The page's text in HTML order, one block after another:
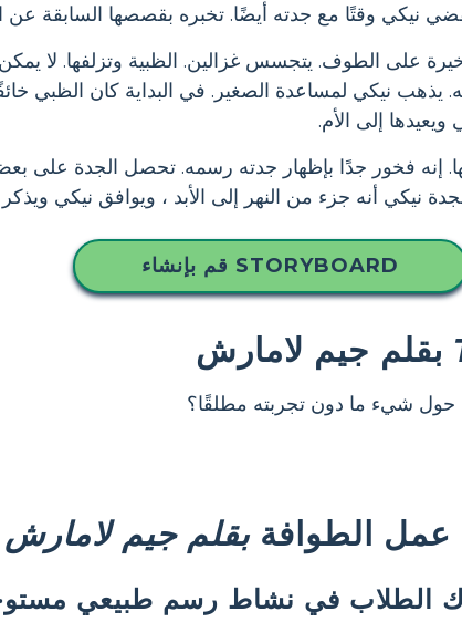
نيكي وقتًا مع جدته أيضًا. تخبره بقصصها السابقة عن
على الطوف. يتجسس غزالين. الظبية وتزلفها. لا
يذهب نيكي لمساعدة الصغير. في البداية كان الظبي
إلى الأم.
إنه فخور جدًا بإظهار جدته رسمه. تحصل الجدة على
نيكي أنه جزء من النهر إلى الأبد ، ويوافق نيكي ويذكر
قم بإنشاء STORYBOARD
بقلم جيم لامارش
حول شيء ما دون تجربته مطلقًا؟
عمل الطوافةبقلم جيم لامارش
الطلاب في نشاط رسم طبيعي